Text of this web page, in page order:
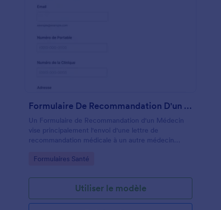
Formulaire De Recommandation D'un Médecin
Un Formulaire de Recommandation d'un Médecin
vise principalement l'envoi d'une lettre de
recommandation médicale à un autre médecin
blessure ou d'affection que le patient peut éprouver
peut être très bien informé de sa spécialisation. Le
partage d'informations entre médecins n'est pas
aussi simple qu'il y paraît. Avec certaines restrictions
Go to Category:
Formulaires Santé
Utiliser le modèle